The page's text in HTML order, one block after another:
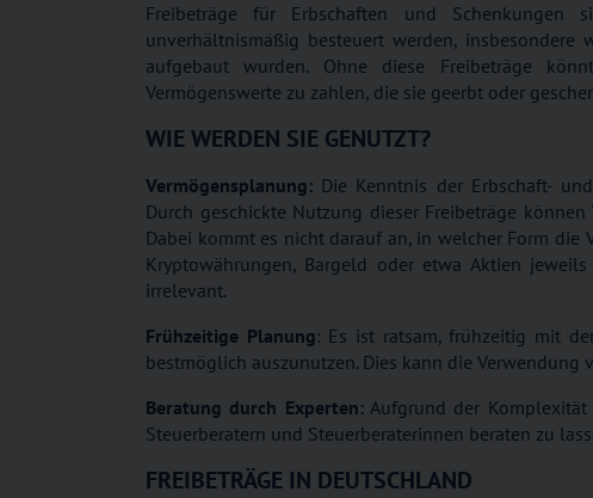
Freibeträge für Erbschaften und Schenkungen
unverhältnismäßig besteuert werden,
aufgebaut wurden. Ohne diese Freibeträge
Vermögenswerte zu zahlen, die sie geerbt oder
WIE WERDEN SIE GENUTZT?
Vermögensplanung: Die Kenntnis der Erbschaft-
Durch geschickte Nutzung dieser Freibeträge
Dabei kommt es nicht darauf an, in welcher Form
Kryptowährungen, Bargeld oder etwa Aktien
irrelevant.
Frühzeitige Planung: Es ist ratsam, frühzeitig mit
bestmöglich auszunutzen. Dies kann die Verwendung
Beratung durch Experten:Aufgrund der Komplexität
Steuerberatern und Steuerberaterinnen beraten zu
FREIBETRÄGE IN DEUTSCHLAND